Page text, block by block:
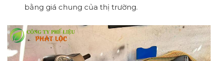
bằng giá chung của thị trường.